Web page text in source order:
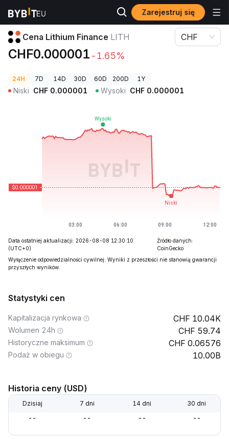
Zarejestruj się
Ceny kryptowalut Cena Lithium Finance LITH
Cena Lithium Finance LITH
CHF0.000001 -1.65%
CHF
24H 7D 14D 30D 60D 200D 1Y
Niski CHF 0.000001 Wysoki CHF 0.000001
Data ostatniej aktualizacji: 2026-08-08 12:30:10
(UTC+0)
Źródło danych:
CoinGecko
Wyłączenie odpowiedzialności cywilnej: Wyniki z przeszłości nie stanowią gwarancji
przyszłych wyników.
Statystyki cen
Kapitalizacja rynkowa 10.04K
Wolumen 24h 59.74
Historyczne maksimum 0.06576
Podaż w obiegu 10.00B
Historia ceny (USD)
Dzisiaj 7 dni 14 dni 30 dni
-- -- -- --